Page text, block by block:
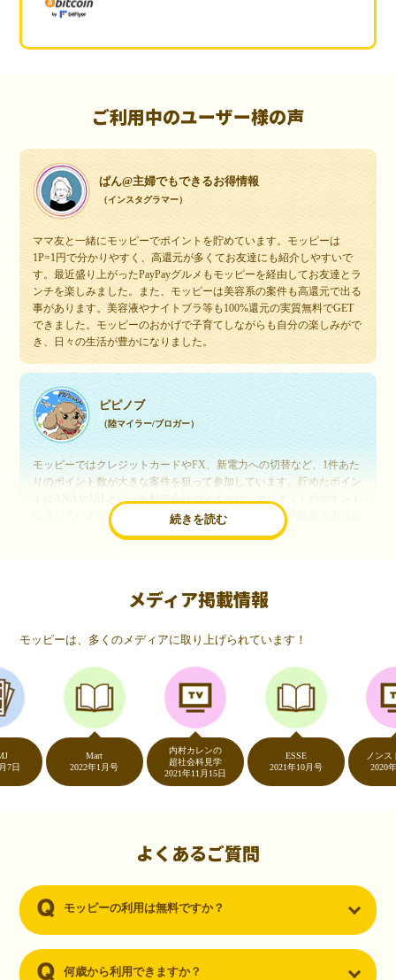
ご利用中のユーザー様の声
ぱん@主婦でもできるお得情報
（インスタグラマー）
ママ友と一緒にモッピーでポイントを貯めています。モッピーは
1P=1円で分かりやすく、高還元が多くてお友達にも紹介しやすいで
す。最近盛り上がったPayPayグルメもモッピーを経由してお友達とラ
ンチを楽しみました。また、モッピーは美容系の案件も高還元で出る
事があります。美容液やナイトブラ等も100%還元の実質無料でGET
できました。モッピーのおかげで子育てしながらも自分の楽しみがで
き、日々の生活が豊かになりました。
続きを読む
ピピノブ
（陸マイラー/ブロガー）
モッピーではクレジットカードやFX、新電力への切替など、1件あた
りのポイント数が大きな案件を狙って参加しています。貯めたポイン
交換しています。このようにすることで、ほぼ無料で年数回の国内旅
行や海外旅行を実現しています。モッピーは陸マイラーや旅行好きに
いつものネットショッピングが、モッピーでお得
（20代・女性）
友達に勧められてモッピーをはじめました。空いた時間にスマホで買
い物をすることが多いのですが、モッピーを経由するだけでショップ
のポイントとモッピーのポイントが二重で貯まることを知り、ビック
リ…！いつものネットショッピングをモッピーを経由するだけでポイ
ントが貯まるなんて…もっと早く教えてほしかった～！貯まったポイ
ントはギフト券に交換して、プチ贅沢を楽しんでます♪
（30代・男性）
ーを知りました。クレジットカードを発行するだけでポイントが貯ま
るならと無料登録して、クレジットカードの発行やアプリダウンロー
メディア掲載情報
モッピーは、多くのメディアに取り上げられています！
2022年1月号
内村カレンの
超社会科見学
2021年11月15日
2021年10月号
ノンストップ
2020年5月7
よくあるご質問
モッピーの利用は無料ですか？
何歳から利用できますか？